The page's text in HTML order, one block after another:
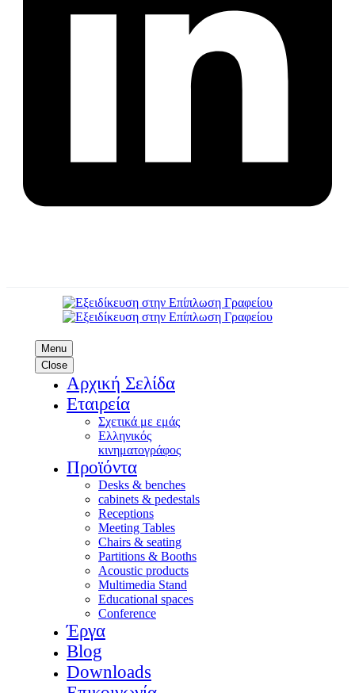
Menu
Close
Αρχική Σελίδα
Εταιρεία
Σχετικά με εμάς
Ελληνικός
κινηματογράφος
Προϊόντα
Desks & benches
cabinets & pedestals
Receptions
Meeting Tables
Chairs & seating
Partitions & Booths
Acoustic products
Multimedia Stand
Educational spaces
Conference
Έργα
Blog
Downloads